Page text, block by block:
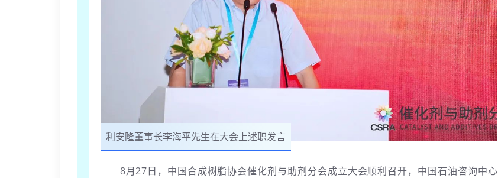
利安隆董事长李海平先生在大会上述职发言
8月27日，中国合成树脂协会催化剂与助剂分会成立大会顺利召开，中国石油咨询中心